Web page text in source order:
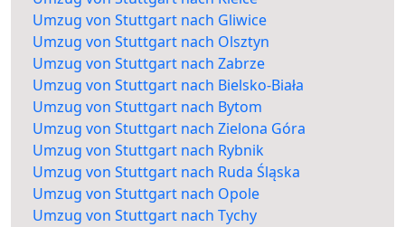
Umzug von Stuttgart nach Gliwice
Umzug von Stuttgart nach Olsztyn
Umzug von Stuttgart nach Zabrze
Umzug von Stuttgart nach Bielsko-Biała
Umzug von Stuttgart nach Bytom
Umzug von Stuttgart nach Zielona Góra
Umzug von Stuttgart nach Rybnik
Umzug von Stuttgart nach Ruda Śląska
Umzug von Stuttgart nach Opole
Umzug von Stuttgart nach Tychy